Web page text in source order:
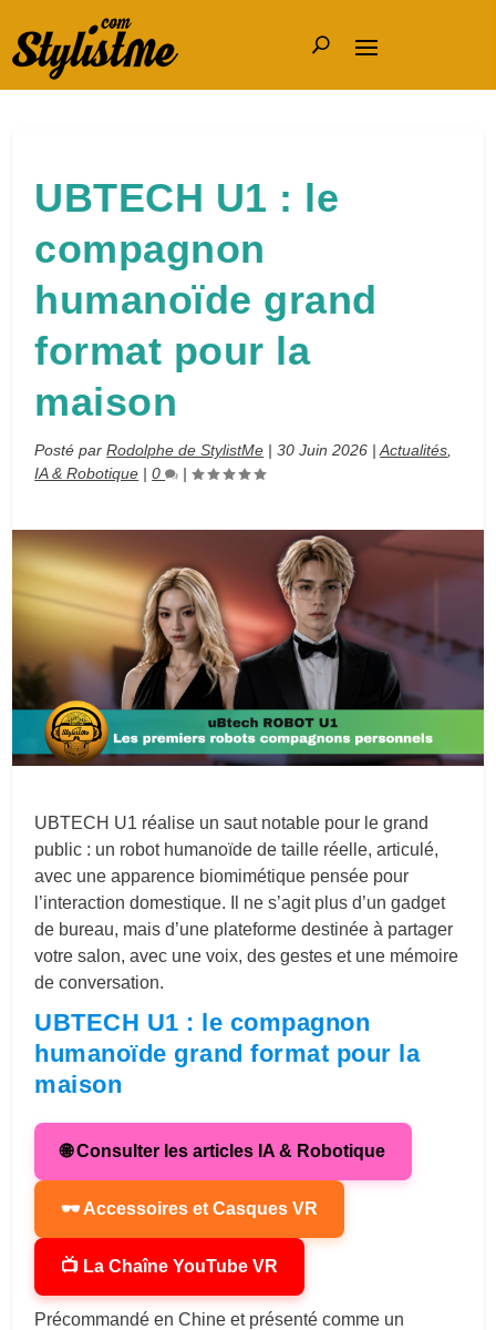
UBTECH U1 : le
compagnon
humanoïde grand
format pour la
maison
Posté parRodolphe de StylistMe |30 Juin 2026 |Actualités
IA & Robotique |0 |
UBTECH U1 réalise un saut notable pour le grand
public : un robot humanoïde de taille réelle, articulé,
avec une apparence biomimétique pensée pour
l’interaction domestique. Il ne s’agit plus d’un gadget
de bureau, mais d’une plateforme destinée à partager
votre salon, avec une voix, des gestes et une mémoire
de conversation.
UBTECH U1 : le compagnon
humanoïde grand format pour la
maison
🌐 Consulter les articles IA & Robotique
🕶 Accessoires et Casques VR
📺 La Chaîne YouTube VR
Précommandé en Chine et présenté comme un